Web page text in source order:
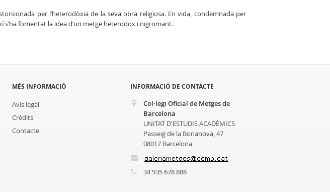
per l’heterodòxia de la seva obra religiosa. En vida, condemnada per
s’ha fomentat la idea d’un metge heterodox i nigromant.
MÉS INFORMACIÓ
Avís legal
Crèdits
Contacte
INFORMACIÓ DE CONTACTE
Col·legi Oficial de Metges de
Barcelona
UNITAT D'ESTUDIS ACADÈMICS
Passeig de la Bonanova, 47
08017 Barcelona
34 935 678 888